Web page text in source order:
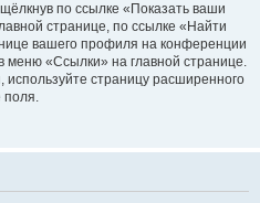
по ссылке «Показать ваши
странице, по ссылке «Найти
вашего профиля на конференции
«Ссылки» на главной странице.
страницу расширенного
поля.